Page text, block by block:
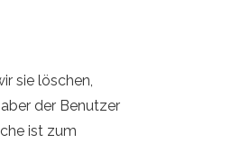
sie löschen,
der Benutzer
ist zum